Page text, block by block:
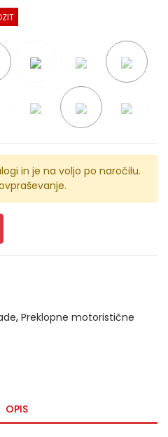
in je na voljo po naročilu.
, Preklopne motoristične
OPIS